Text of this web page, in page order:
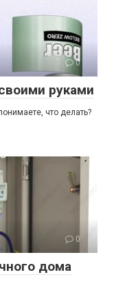
0
руками
что делать?
0
дома